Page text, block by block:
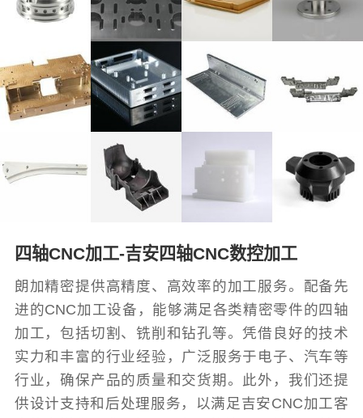
四轴CNC加工-吉安四轴CNC数控加工
朗加精密提供高精度、高效率的加工服务。配备先
进的CNC加工设备，能够满足各类精密零件的四轴
加工，包括切割、铣削和钻孔等。凭借良好的技术
实力和丰富的行业经验，广泛服务于电子、汽车等
行业，确保产品的质量和交货期。此外，我们还提
供设计支持和后处理服务，以满足吉安CNC加工客